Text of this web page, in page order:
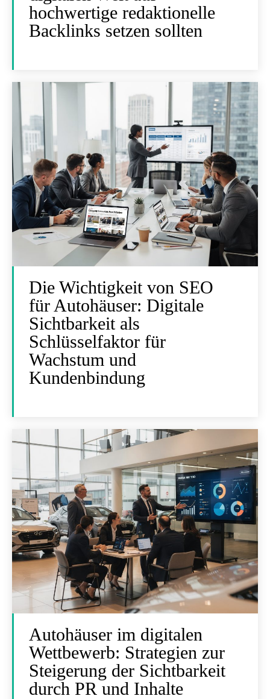
hochwertige redaktionelle
Backlinks setzen sollten
Die Wichtigkeit von SEO
für Autohäuser: Digitale
Sichtbarkeit als
Schlüsselfaktor für
Wachstum und
Kundenbindung
Autohäuser im digitalen
Wettbewerb: Strategien zur
Steigerung der Sichtbarkeit
durch PR und Inhalte